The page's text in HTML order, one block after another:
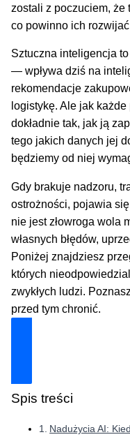
zostali z poczuciem, że
co powinno ich
Sztuczna inteligencja
— wpływa dziś na
rekomendacje
logistykę. Ale jak
dokładnie tak, jak ją
tego jakich danych jej
będziemy od niej
Gdy brakuje nadzoru,
ostrożności, pojawia
nie jest złowroga wola
własnych błędów,
Poniżej znajdziesz
których
zwykłych ludzi.
przed tym chronić.
Spis treści
Nadużycia AI: